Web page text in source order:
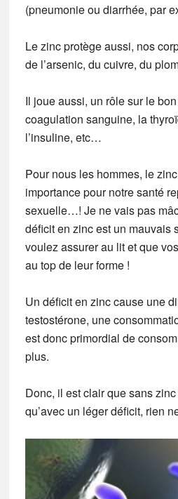
(pneumonie ou diarrhée, par
Le zinc protège aussi, nos
de l’arsenic, du cuivre, du
Il joue aussi, un rôle sur le
coagulation sanguine, la
l’insuline, etc…
Pour nous les hommes, le
importance pour notre santé
sexuelle…! Je ne vais pas
déficit en zinc est un mauvais
voulez assurer au lit et que
au top de leur forme !
Un déficit en zinc cause une
testostérone, une
est donc primordial de
plus.
Donc, il est clair que sans
qu’avec un léger déficit, rien